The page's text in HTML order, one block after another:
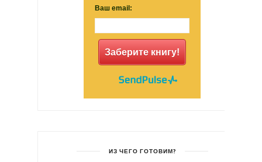
Ваш email:
Заберите книгу!
ИЗ ЧЕГО ГОТОВИМ?